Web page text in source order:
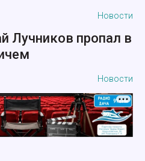
Новости
Лучников пропал в
Новости